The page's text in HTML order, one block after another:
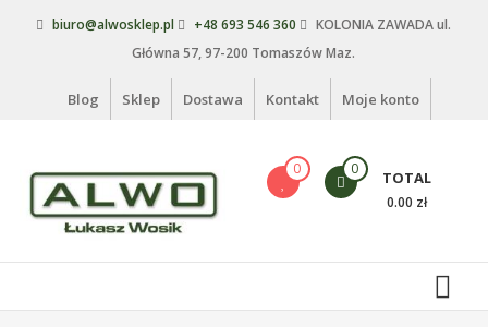
biuro@alwosklep.pl +48 693 546 360
KOLONIA ZAWADA ul.
Główna 57, 97-200 Tomaszów Maz.
Blog Sklep Dostawa Kontakt Moje konto
Alwo
sklep
0 0 TOTAL
0.00 zł